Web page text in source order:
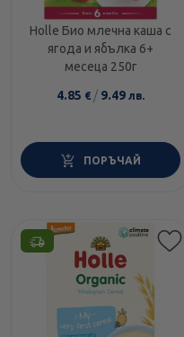
Holle Био млечна каша с
ягода и ябълка 6+
месеца 250г
4.85 € / 9.49 лв.
ПОРЪЧАЙ